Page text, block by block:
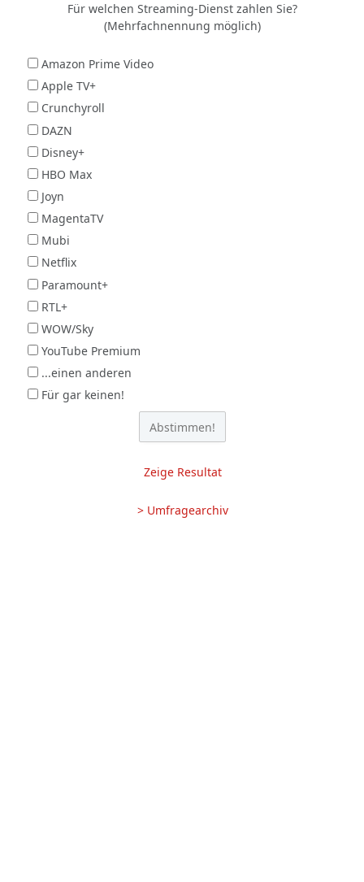
Für welchen Streaming-Dienst zahlen Sie?
(Mehrfachnennung möglich)
Amazon Prime Video
Apple TV+
Crunchyroll
DAZN
Disney+
HBO Max
Joyn
MagentaTV
Mubi
Netflix
Paramount+
RTL+
WOW/Sky
YouTube Premium
...einen anderen
Für gar keinen!
Zeige Resultat
> Umfragearchiv